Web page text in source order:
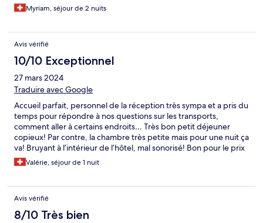
Myriam, séjour de 2 nuits
Avis vérifié
10/10 Exceptionnel
27 mars 2024
Traduire avec Google
Accueil parfait, personnel de la réception très sympa et a pris du
temps pour répondre à nos questions sur les transports,
comment aller à certains endroits… Très bon petit déjeuner
copieux! Par contre, la chambre très petite mais pour une nuit ça
va! Bruyant à l’intérieur de l’hôtel, mal sonorisé! Bon pour le prix
de la nuit avec petit déjeuner c’est plutôt correct!
Valérie, séjour de 1 nuit
Avis vérifié
8/10 Très bien